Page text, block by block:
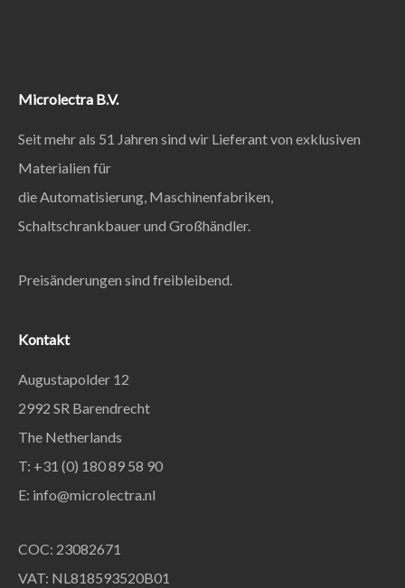
Microlectra B.V.
Seit mehr als 51 Jahren sind wir Lieferant von exklusiven
Materialien für
die Automatisierung, Maschinenfabriken,
Schaltschrankbauer und Großhändler.
Preisänderungen sind freibleibend.
Kontakt
Augustapolder 12
2992 SR Barendrecht
The Netherlands
T: +31 (0) 180 89 58 90
E: info@microlectra.nl
COC: 23082671
VAT: NL818593520B01